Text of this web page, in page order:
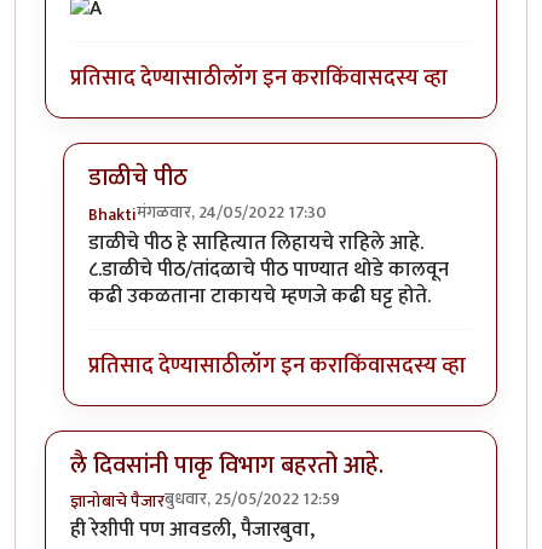
प्रतिसाद देण्यासाठीलॉग इन कराकिंवासदस्य व्हा
डाळीचे पीठ
Bhaktiमंगळवार, 24/05/2022 17:30
In reply toकैरीची कढीbyBhakti
डाळीचे पीठ हे साहित्यात लिहायचे राहिले आहे.
८.डाळीचे पीठ/तांदळाचे पीठ पाण्यात थोडे कालवून
कढी उकळताना टाकायचे म्हणजे कढी घट्ट होते.
प्रतिसाद देण्यासाठीलॉग इन कराकिंवासदस्य व्हा
लै दिवसांनी पाकृ विभाग बहरतो आहे.
ज्ञानोबाचे पैजारबुधवार, 25/05/2022 12:59
ही रेशीपी पण आवडली, पैजारबुवा,